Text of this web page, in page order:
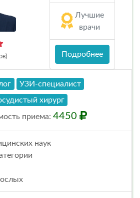
Лучшие
врачи
Подробнее
УЗИ-специалист
хирург
приема: 4450
наук